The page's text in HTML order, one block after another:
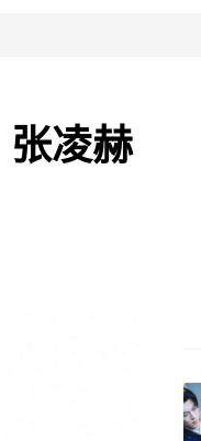
凌赫